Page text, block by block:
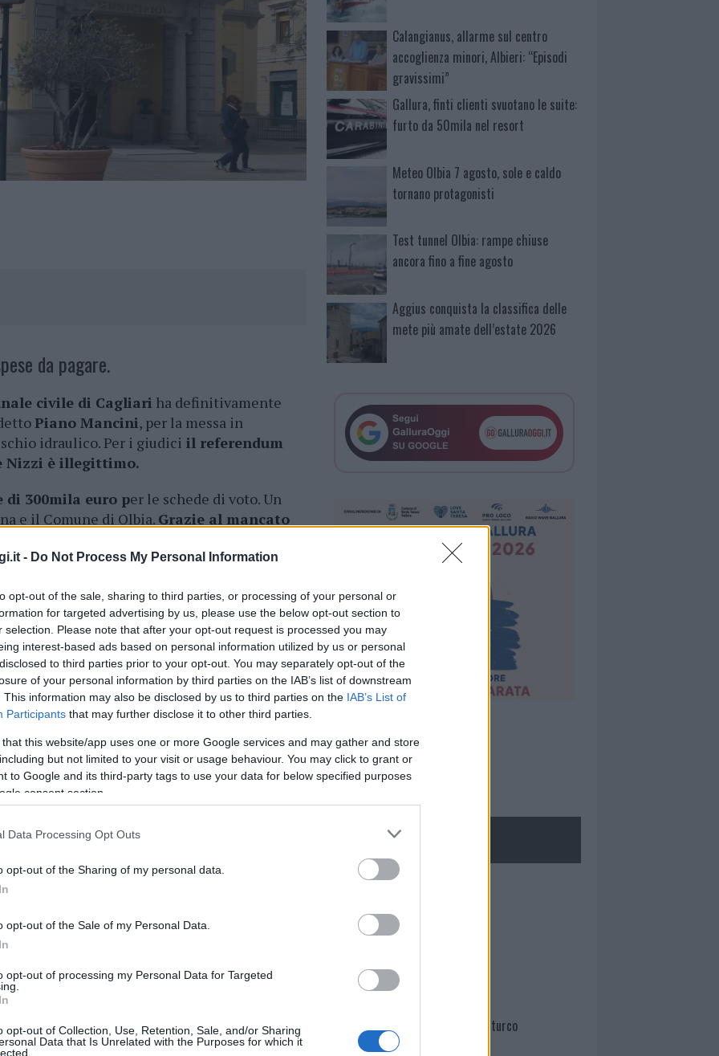
- Do Not Process My Personal Information
opt-out of the sale, sharing to third parties, or processing of your personal or
for targeted advertising by us, please use the below opt-out section to
selection. Please note that after your opt-out request is processed you may
interest-based ads based on personal information utilized by us or personal
to third parties prior to your opt-out. You may separately opt-out of the
of your personal information by third parties on the IAB’s list of downstream
This information may also be disclosed by us to third parties on the IAB’s List of
Participants that may further disclose it to other third parties.
that this website/app uses one or more Google services and may gather and store
but not limited to your visit or usage behaviour. You may click to grant or
to Google and its third-party tags to use your data for below specified purposes
consent section.
Data Processing Opt Outs
opt-out of the Sharing of my personal data.
opt-out of the Sale of my Personal Data.
opt-out of processing my Personal Data for Targeted
opt-out of Collection, Use, Retention, Sale, and/or Sharing
Data that Is Unrelated with the Purposes for which it
da pagare.
civile di Cagliari ha definitivamente
Piano Mancini, per la messa in
idraulico. Per i giudici il referendum
Nizzi è illegittimo.
300mila euro per le schede di voto. Un
e il Comune di Olbia. Grazie al mancato
ha risparmiato il costo dei seggi.
ieri in concomitanza con le elezioni per
cliccandoqui
nella sezioneLogindal menù del sito o
Calangianus, allarme sul centro
accoglienza minori, Albieri: “Episodi
gravissimi”
Gallura, finti clienti svuotano le suite:
furto da 50mila nel resort
Meteo Olbia 7 agosto, sole e caldo
tornano protagonisti
Test tunnel Olbia: rampe chiuse
ancora fino a fine agosto
Aggius conquista la classifica delle
mete più amate dell’estate 2026
NECROLOGIE
Martina Agostina Diturco